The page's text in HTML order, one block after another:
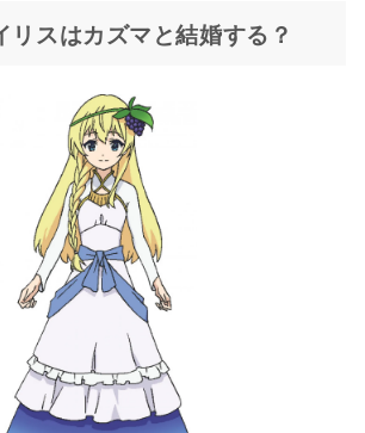
リスはカズマと結婚する？